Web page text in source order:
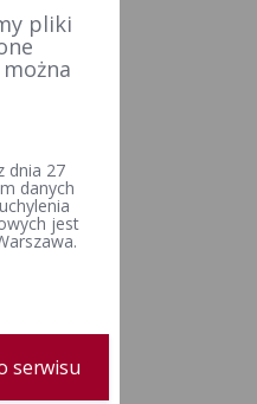
pliki
dnia 27
danych
jest
serwisu